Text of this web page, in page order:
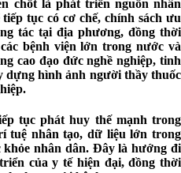
chốt là phát triển nguồn nhân
tục có cơ chế, chính sách ưu
tác tại địa phương, đồng thời
bệnh viện lớn trong nước và
cao đạo đức nghề nghiệp, tinh
dựng hình ảnh người thầy thuốc
tục phát huy thế mạnh trong
tuệ nhân tạo, dữ liệu lớn trong
nhân dân. Đây là hướng đi
của y tế hiện đại, đồng thời